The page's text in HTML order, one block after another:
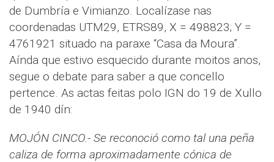
de Dumbría e Vimianzo. Localízase nas
coordenadas UTM29, ETRS89, X = 498823; Y =
4761921 situado na paraxe “Casa da Moura”.
Aínda que estivo esquecido durante moitos anos,
segue o debate para saber a que concello
pertence. As actas feitas polo IGN do 19 de Xullo
de 1940 dín:
MOJÓN CINCO.- Se reconoció como tal una peña
caliza de forma aproximadamente cónica de